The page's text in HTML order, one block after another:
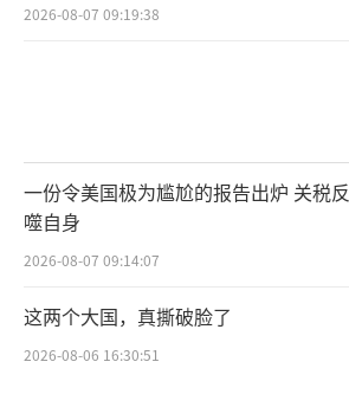
2026-08-07 09:19:38
一份令美国极为尴尬的报告出炉 关税反
噬自身
2026-08-07 09:14:07
这两个大国，真撕破脸了
2026-08-06 16:30:51